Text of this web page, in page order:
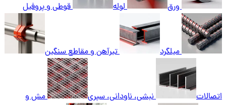
ورق لوله قوطی و پروفیل
میلگرد تیرآهن و مقاطع سنگین
اتصالات نبشی، ناودانی، سپری مش و